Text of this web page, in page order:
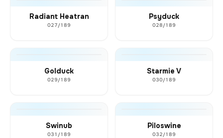
Radiant Heatran
027/189
Psyduck
028/189
Golduck
029/189
Starmie V
030/189
Swinub
031/189
Piloswine
032/189